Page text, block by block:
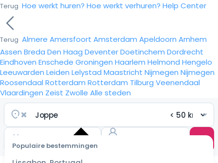
Terug Hoe werkt huren? Hoe werkt verhuren? Help Center
Terug Almere Amersfoort Amsterdam Apeldoorn Arnhem
Assen Breda Den Haag DeventerDoetinchem Dordrecht
Eindhoven Enschede Groningen Haarlem Helmond Hengelo
Leeuwarden Leiden Lelystad Maastricht Nijmegen Nijmegen
Roosendaal Rotterdam Rotterdam Tilburg Veenendaal
Vlaardingen Zeist Zwolle Alle steden
Populaire bestemmingen
Selecteer